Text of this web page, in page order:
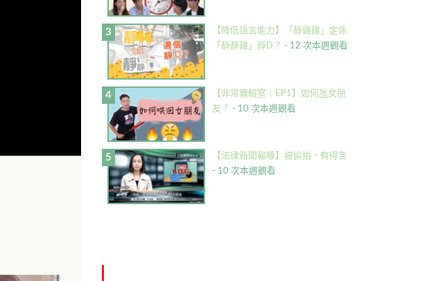
【降低語言能力】「靜雞雞」定係
「靜靜雞」靜D？ - 12 次本週觀看
【非常實驗室｜EP1】如何氹女朋
友？ - 10 次本週觀看
【法律新聞報導】被偷拍・有得告
- 10 次本週觀看